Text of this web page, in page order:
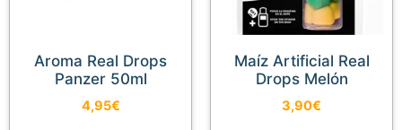
Aroma Real Drops
Panzer 50ml
4,95€
Maíz Artificial Real
Drops Melón
3,90€